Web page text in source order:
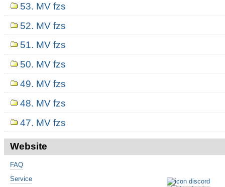
53. MV fzs
52. MV fzs
51. MV fzs
50. MV fzs
49. MV fzs
48. MV fzs
47. MV fzs
Website
FAQ
Service